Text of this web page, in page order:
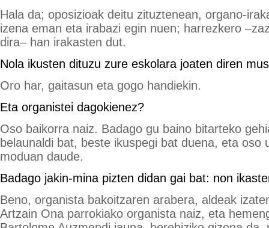
Hala da; oposizioak deitu zituztenean, organo-
izena eman eta irabazi egin nuen; harrezkero
dira– han irakasten dut.
Nola ikusten dituzu zure eskolara joaten diren
Oro har, gaitasun eta gogo handiekin.
Eta organistei dagokienez?
Oso baikorra naiz. Badago gu baino bitarteko
belaunaldi bat, beste ikuspegi bat duena, eta oso
moduan daude.
Badago jakin-mina pizten didan gai bat: non
Beno, organista bakoitzaren arabera, aldeak
Artzain Ona parrokiako organista naiz, eta